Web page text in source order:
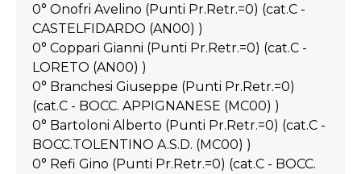
0° Onofri Avelino (Punti Pr.Retr.=0) (cat.C -
CASTELFIDARDO (AN00) )
0° Coppari Gianni (Punti Pr.Retr.=0) (cat.C -
LORETO (AN00) )
0° Branchesi Giuseppe (Punti Pr.Retr.=0)
(cat.C - BOCC. APPIGNANESE (MC00) )
0° Bartoloni Alberto (Punti Pr.Retr.=0) (cat.C -
BOCC.TOLENTINO A.S.D. (MC00) )
0° Refi Gino (Punti Pr.Retr.=0) (cat.C - BOCC.